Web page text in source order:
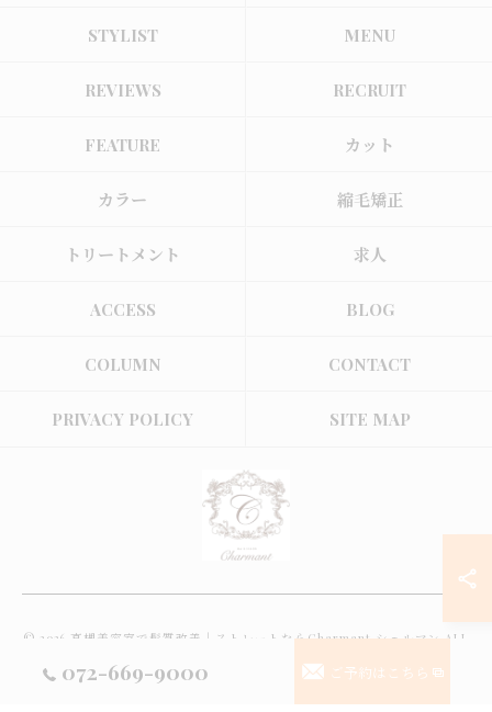
072-669-9000 ご予約はこちら
STYLIST MENU
REVIEWS RECRUIT
FEATURE カット
カラー 縮毛矯正
トリートメント 求人
ACCESS BLOG
COLUMN CONTACT
PRIVACY POLICY SITE MAP
© 2026 高槻美容室で髪質改善｜ストレートならCharmant シェルマン ALL
RIGHTS RESERVED.